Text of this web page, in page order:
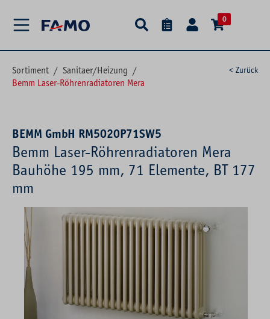
0
Sortiment / Sanitaer/Heizung /
Bemm Laser-Röhrenradiatoren Mera
< Zurück
BEMM GmbH RM5020P71SW5
Bemm Laser-Röhrenradiatoren Mera
Bauhöhe 195 mm, 71 Elemente, BT 177
mm
Bildergalerie überspringen